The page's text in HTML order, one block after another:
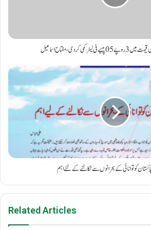
کردی، مفتاح اسماعیل
کو توانائی کے بحرانوں سے نکالنے کے لئے اہم
Related Articles